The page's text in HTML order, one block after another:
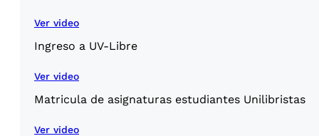
Ver video
Ingreso a UV-Libre
Ver video
Matricula de asignaturas estudiantes Unilibristas
Ver video